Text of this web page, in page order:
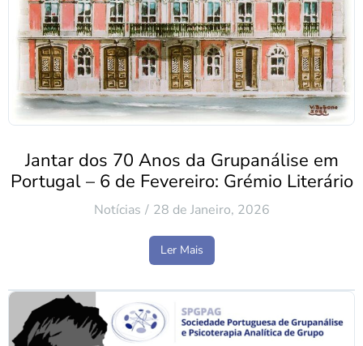
Jantar dos 70 Anos da Grupanálise em
Portugal – 6 de Fevereiro: Grémio Literário
Notícias 28 de Janeiro, 2026
Ler Mais